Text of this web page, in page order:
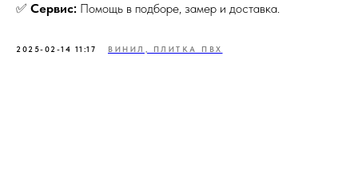
✅ Сервис: Помощь в подборе, замер и доставка.
2025-02-14 11:17 ВИНИЛ, ПЛИТКА ПВХ